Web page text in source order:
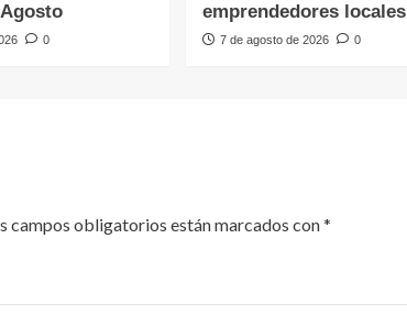
0
emprendedores locales
7 de agosto de 2026 0
campos obligatorios están marcados con*